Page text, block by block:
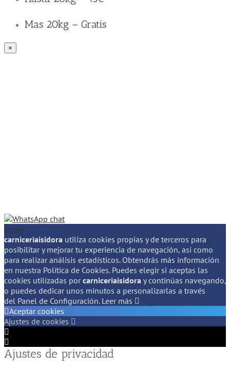
Mas 20kg – Gratis
×
Cerrar
carniceriaisidora utiliza cookies propias y de terceros para
posibilitar y mejorar tu experiencia de navegación, así como
para realizar análisis estadísticos. Obtendrás más información
en nuestra Política de Cookies. Puedes elegir si aceptas las
cookies utilizadas porcarniceriaisidora y continúas navegando,
o puedes dedicar unos minutos a personalizarlas a través
del Panel de Configuración. Leer más
Aceptar cookies
Ajustes de cookies
Cookie
Box
de
Cookie
Ajustes de privacidad